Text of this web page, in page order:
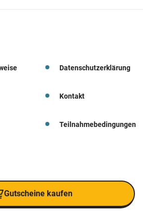
Datenschutzerklärung
Kontakt
Teilnahmebedingungen
Gutscheine kaufen